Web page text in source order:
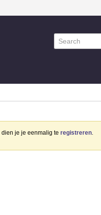
je je eenmalig te registreren.